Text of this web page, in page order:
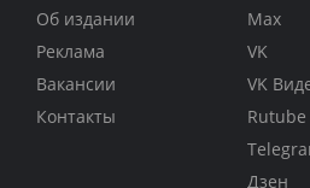
Об издании
Реклама
Вакансии
Контакты
Max
VK
VK
Rutube
Дзен